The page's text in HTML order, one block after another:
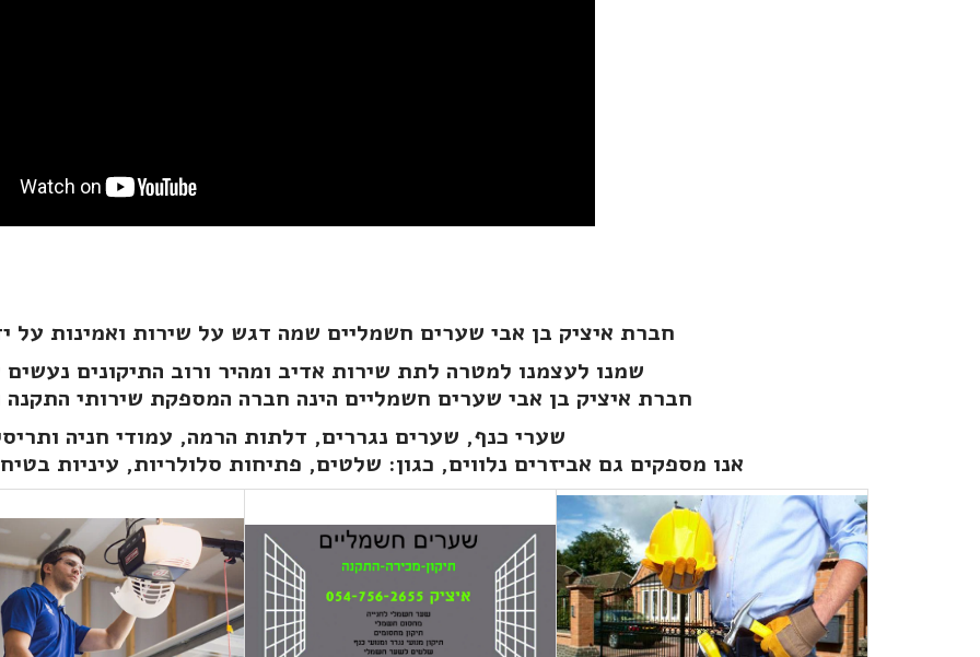
חברת איציק בן אבי שערים חשמליים שמה דגש על שירות ואמינות על
שמנו לעצמנו למטרה לתת שירות אדיב ומהיר ורוב התיקונים נעשים
חברת איציק בן אבי שערים חשמליים הינה חברה המספקת שירותי התקנה
שערי כנף, שערים נגררים, דלתות הרמה, עמודי חניה
אנו מספקים גם אביזרים נלווים, כגון: שלטים, פתיחות סלולריות, עיניות